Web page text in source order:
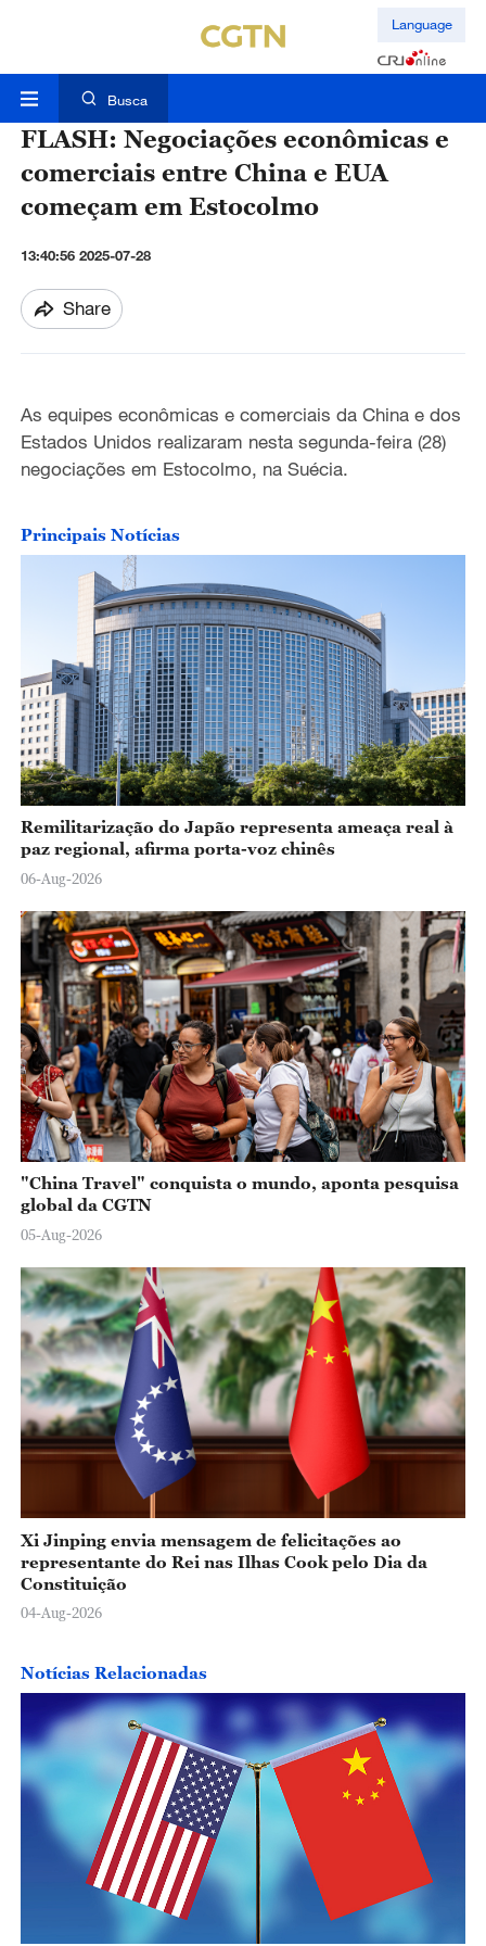
Language
Busca
FLASH: Negociações econômicas e
comerciais entre China e EUA
começam em Estocolmo
13:40:56 2025-07-28
Share
As equipes econômicas e comerciais da China e dos
Estados Unidos realizaram nesta segunda-feira (28)
negociações em Estocolmo, na Suécia.
Principais Notícias
Remilitarização do Japão representa ameaça real à
paz regional, afirma porta-voz chinês
06-Aug-2026
"China Travel" conquista o mundo, aponta pesquisa
global da CGTN
05-Aug-2026
Xi Jinping envia mensagem de felicitações ao
representante do Rei nas Ilhas Cook pelo Dia da
Constituição
04-Aug-2026
Notícias Relacionadas